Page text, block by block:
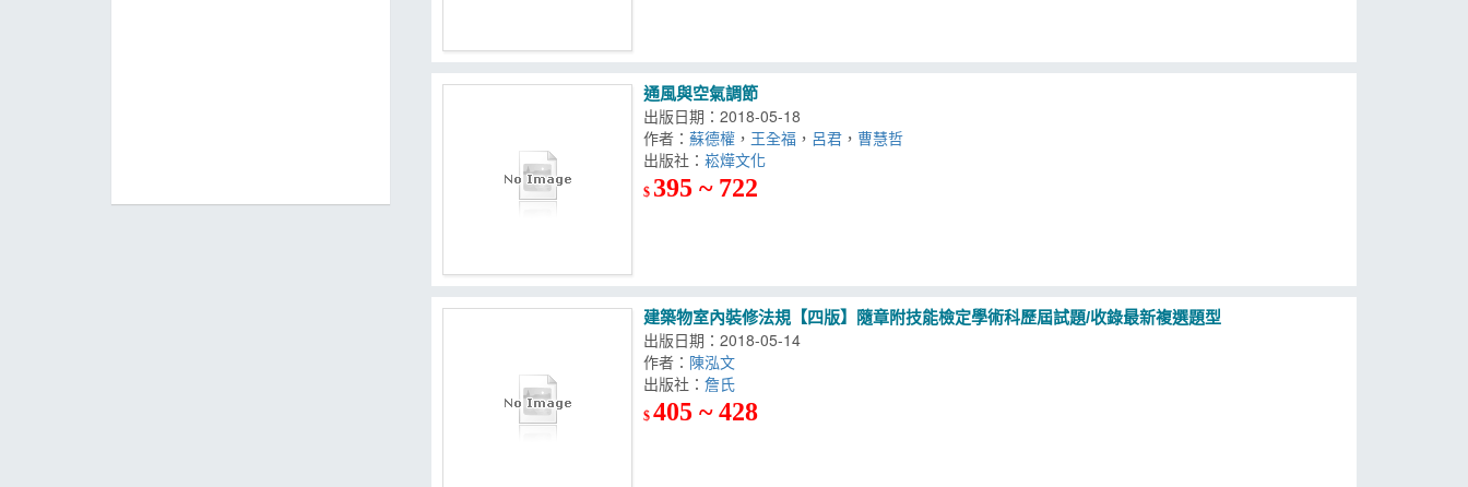
通風與空氣調節
出版日期：2018-05-18
作者：蘇德權 ， 王全福 ， 呂君 ， 曹慧哲
出版社：
$ 395 ~ 722
建築物室內裝修法規【四版】隨章附技能檢定學術科歷屆試題/收錄最新複選題型
出版日期：2018-05-14
作者： 陳泓文
出版社：
$405 ~ 428